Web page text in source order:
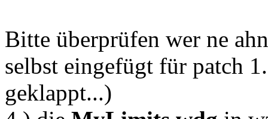
Bitte überprüfen wer ne
selbst eingefügt für patch
geklappt...)